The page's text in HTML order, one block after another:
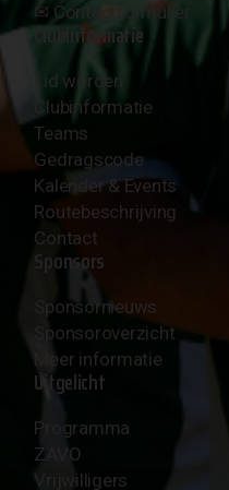
✉︎ Contactformulier
Clubinformatie
Lid worden
Clubinformatie
Teams
Gedragscode
Kalender & Events
Routebeschrijving
Contact
Sponsors
Sponsornieuws
Sponsoroverzicht
Meer informatie
Uitgelicht
Programma
ZAVO
Vrijwilligers